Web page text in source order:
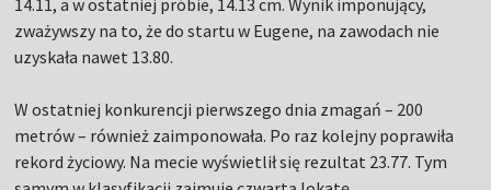
14.11, a w ostatniej próbie, 14.13 cm. Wynik imponujący,
zważywszy na to, że do startu w Eugene, na zawodach nie
uzyskała nawet 13.80.
W ostatniej konkurencji pierwszego dnia zmagań – 200
metrów – również zaimponowała. Po raz kolejny poprawiła
rekord życiowy. Na mecie wyświetlił się rezultat 23.77. Tym